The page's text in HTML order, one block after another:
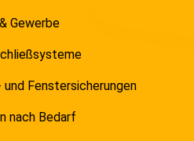
Gewerbe
Fenstersicherungen
nach Bedarf